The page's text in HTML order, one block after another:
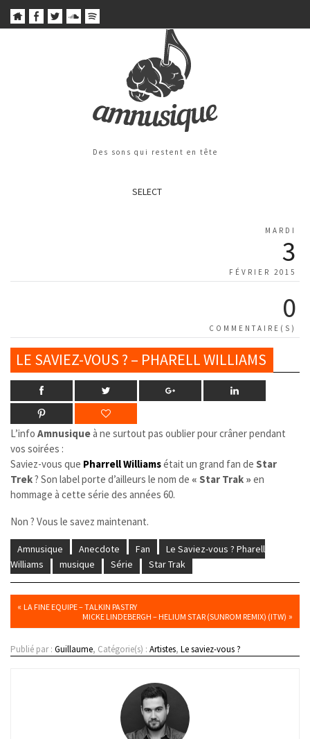
Des sons qui restent en tête
SELECT
MARDI
3
FÉVRIER 2015
0
COMMENTAIRE(S)
LE SAVIEZ-VOUS ? – PHARELL WILLIAMS
L’info Amnusiqueà ne surtout pas oublier pour crâner pendant
vos soirées :
Saviez-vous que Pharrell Williamsétait un grand fan de Star
Trek? Son label porte d’ailleurs le nom de « Star Trak » en
hommage à cette série des années 60.
Non ? Vous le savez maintenant.
Amnusique Anecdote Fan
Le Saviez-vous ? Pharell
Williams
musique Série Star Trak
« LA FINE EQUIPE – TALKIN PASTRY
MICKE LINDEBERGH – HELIUM STAR (SUNROM REMIX) (ITW) »
Publié par : Guillaume, Catégorie(s) : Artistes, Le saviez-vous ?